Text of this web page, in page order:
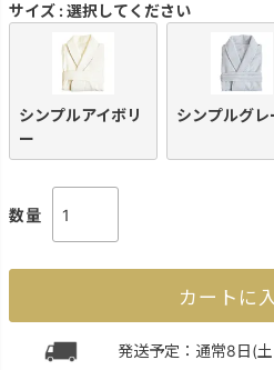
サイズ 選択してください
シンプルアイボリ
ー
シンプルグレ
カートに
発送予定：通常8日(